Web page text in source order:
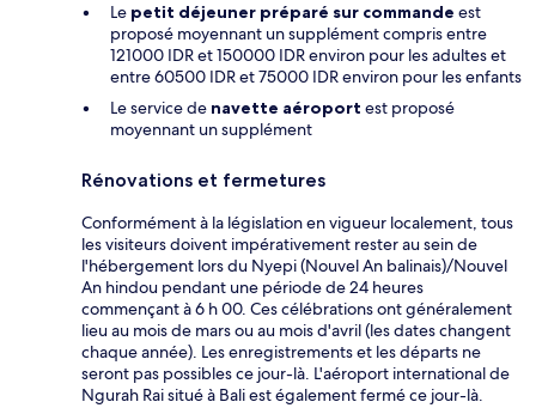
Le petit déjeuner préparé sur commande est
proposé moyennant un supplément compris entre
121000 IDR et 150000 IDR environ pour les adultes et
entre 60500 IDR et 75000 IDR environ pour les enfants
Le service de navette aéroport est proposé
moyennant un supplément
Rénovations et fermetures
Conformément à la législation en vigueur localement, tous
les visiteurs doivent impérativement rester au sein de
l'hébergement lors du Nyepi (Nouvel An balinais)/Nouvel
An hindou pendant une période de 24 heures
commençant à 6 h 00. Ces célébrations ont généralement
lieu au mois de mars ou au mois d'avril (les dates changent
chaque année). Les enregistrements et les départs ne
seront pas possibles ce jour-là. L'aéroport international de
Ngurah Rai situé à Bali est également fermé ce jour-là.